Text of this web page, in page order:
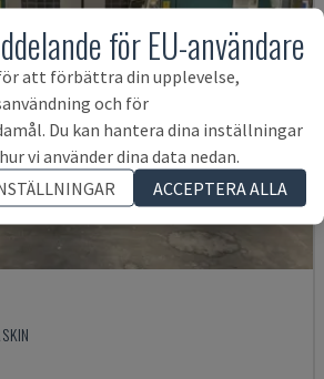
för EU-användare
att förbättra din upplevelse,
och för
Du kan hantera dina inställningar
vi använder dina data nedan.
ACCEPTERA ALLA